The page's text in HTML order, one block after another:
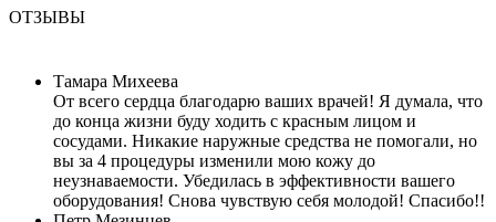
ОТЗЫВЫ
Тамара Михеева
От всего сердца благодарю ваших врачей! Я думала, что
до конца жизни буду ходить с красным лицом и
сосудами. Никакие наружные средства не помогали, но
вы за 4 процедуры изменили мою кожу до
неузнаваемости. Убедилась в эффективности вашего
оборудования! Снова чувствую себя молодой! Спасибо!!